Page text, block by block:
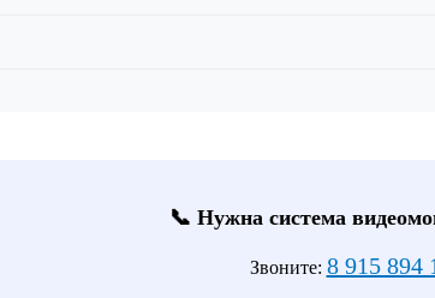
📞 Нужна система
Звоните: 8 915 894